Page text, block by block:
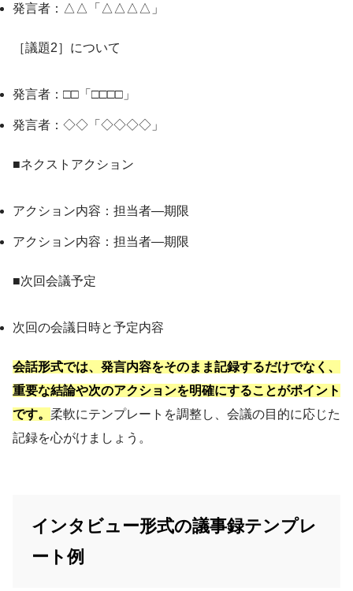
発言者：△△「△△△△」
［議題2］について
発言者：□□「□□□□」
発言者：◇◇「◇◇◇◇」
■ネクストアクション
アクション内容：担当者―期限
アクション内容：担当者―期限
■次回会議予定
次回の会議日時と予定内容
会話形式では、発言内容をそのまま記録するだけでなく、
重要な結論や次のアクションを明確にすることがポイント
です。 柔軟にテンプレートを調整し、会議の目的に応じた
記録を心がけましょう。
インタビュー形式の議事録テンプレ
ート例